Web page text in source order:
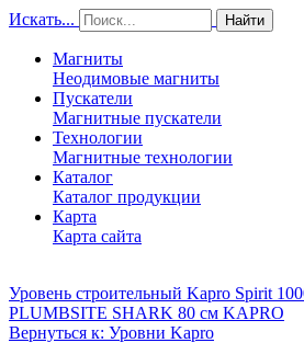
Искать... Найти
Магниты
Неодимовые магниты
Пускатели
Магнитные пускатели
Технологии
Магнитные технологии
Каталог
Каталог продукции
Карта
Карта сайта
Уровень строительный Kapro Spirit
PLUMBSITE SHARK 80 см KAPRO
Вернуться к: Уровни Kapro